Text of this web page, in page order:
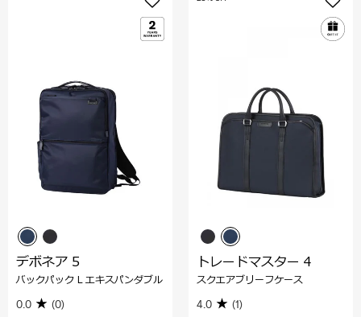
デボネア 5
バックパック L エキスパンダブル
0.0 (0)
トレードマスター 4
スクエアブリーフケース
4.0 (1)